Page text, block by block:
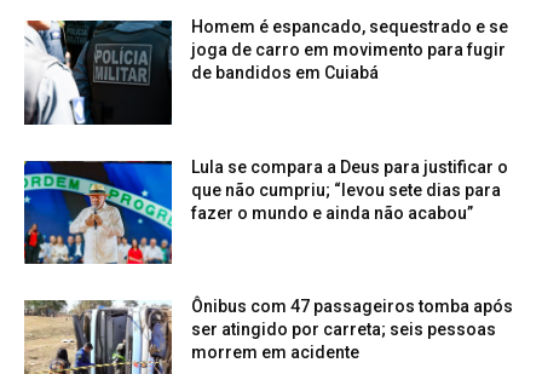
Homem é espancado, sequestrado e se
joga de carro em movimento para fugir
de bandidos em Cuiabá
Lula se compara a Deus para justificar o
que não cumpriu; “levou sete dias para
fazer o mundo e ainda não acabou”
Ônibus com 47 passageiros tomba após
ser atingido por carreta; seis pessoas
morrem em acidente